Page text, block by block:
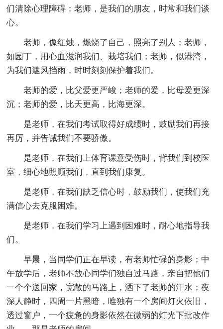
们清除心理障碍；老师，是我们的朋友，时常和我们谈
心。
老师，像红烛，燃烧了自己，照亮了别人；老师，
如园丁，用心血滋润我们、栽培我们；老师，似港湾，
为我们遮风挡雨，时时刻刻保护着我们。
老师的爱，比父爱更严峻；老师的爱，比母爱更深
沉；老师的爱，比天更高，比海更深。
是老师，在我们考试取得好成绩时，鼓励我们再接
再厉，并告诫我们不要骄傲。
是老师，在我们上体育课意受伤时，背我们到校医
室，细心地照顾我们，直到我们康复。
是老师，在我们缺乏信心时，鼓励我们，使我们充
满信心去克服困难。
是老师，在我们学习上遇到困难时，耐心地指导我
们。
早晨，当同学们正在早读，有老师忙碌的身影；中
午放学后，老师不放心同学们独自过马路，亲自把他们
一个个送回家，宽敞的马路上，洒下了老师的汗水；夜
深人静时，四周一片黑暗，唯独有一个房间灯火依旧，
透过窗户，一个疲惫的身影依然在微弱的灯光下批改作